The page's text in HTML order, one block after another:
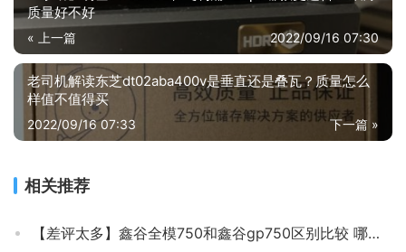
质量好不好
« 上一篇 2022/09/16 07:30
老司机解读东芝dt02aba400v是垂直还是叠瓦？质量怎么
样值不值得买
下一篇 »
2022/09/16 07:33
相关推荐
【差评太多】鑫谷全模750和鑫谷gp750区别比较 哪款好？只选对的不选贵的